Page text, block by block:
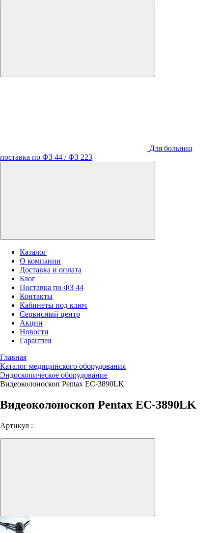
Для больниц
поставка по ФЗ 44 / ФЗ 223
Каталог
О компании
Доставка и оплата
Блог
Поставка по ФЗ 44
Контакты
Кабинеты под ключ
Сервисный центр
Акции
Новости
Гарантии
Главная
Каталог медицинского оборудования
Эндоскопическое оборудование
Видеоколоноскоп Pentax EC-3890LK
Видеоколоноскоп Pentax EC-3890LK
Артикул :